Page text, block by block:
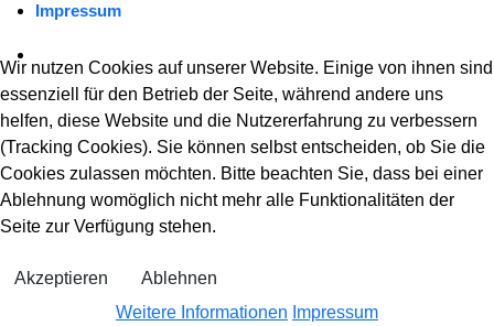
Impressum
Wir nutzen Cookies auf unserer Website. Einige von ihnen sind
essenziell für den Betrieb der Seite, während andere uns
helfen, diese Website und die Nutzererfahrung zu verbessern
(Tracking Cookies). Sie können selbst entscheiden, ob Sie die
Cookies zulassen möchten. Bitte beachten Sie, dass bei einer
Ablehnung womöglich nicht mehr alle Funktionalitäten der
Seite zur Verfügung stehen.
Akzeptieren
Ablehnen
Weitere Informationen Impressum